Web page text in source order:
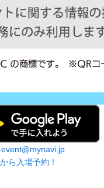
ら入場予約！